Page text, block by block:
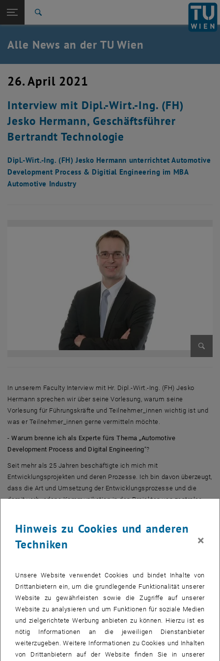
TU Login
Quicklinks
Quicklinks-Menü umschalten
Studium
Karriere
Zurück: Subseiten von TU Wien Startseite auflisten
Zurück zur letzten Ebene:
TU Wien Startseite
Übersicht
Alle News an der TU Wien
26. April 2021
Interview mit Dipl.-Wirt.-Ing. (FH)
Jesko Hermann, Geschäftsführer
Bertrandt Technologie
Dipl.-Wirt.-Ing. (FH) Jesko Hermann unterrichtet Automotive
Development Process & Digitial Engineering im MBA
Automotive Industry
In unserem Faculty Interview mit Hr. Dipl.-Wirt.-Ing. (FH) Jesko
Hermann sprechen wir über seine Vorlesung, warum seine
Vorlesung für Führungskräfte und Teilnehmer_innen wichtig ist und
was er Teilnehmer_innen gerne vermitteln möchte.
-Warum brenne ich als Experte fürs Thema „Automotive
Development Process and Digital Engineering“?
Seit mehr als 25 Jahren beschäftigte ich mich mit
Entwicklungsprojekten und deren Prozesse. Ich bin davon überzeugt,
dass die Art und Umsetzung der Entwicklungsprozesse und die
damit verbundene Kommunikation in den Projekten von zentraler
Warum ist das Thema relevant für Führungskräfte?
Die Neu- oder Weiterentwicklung von Produkten oder Leistungen ist
erheblich reduzieren und gleichzeitig die Qualität steigern.
Letztendlich ist ein optimaler Entwicklungsprozess, welcher mit der
Kultur des Unternehmens und der nutzbaren Technologie im
Einklang steht, ein erheblicher Wettbewerbsvorteil. Gerade die
aktuellen Entwicklungen im medizinischen oder digitalen Bereich
Hinweis zu Cookies und anderen
Techniken
×
Unsere Website verwendet Cookies und bindet Inhalte von
Drittanbietern ein, um die grundlegende Funktionalität unserer
Website zu gewährleisten sowie die Zugriffe auf unserer
Website zu analysieren und um Funktionen für soziale Medien
und zielgerichtete Werbung anbieten zu können. Hierzu ist es
nötig Informationen an die jeweiligen Dienstanbieter
weiterzugeben. Weitere Informationen zu Cookies und Inhalten
von Drittanbietern auf der Website finden Sie in unserer